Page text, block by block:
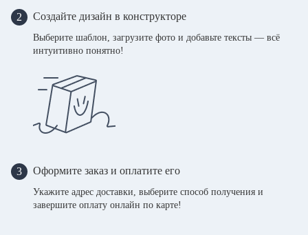
2 Создайте дизайн в конструкторе
Выберите шаблон, загрузите фото и добавьте тексты — всё
интуитивно понятно!
3 Оформите заказ и оплатите его
Укажите адрес доставки, выберите способ получения и
завершите оплату онлайн по карте!